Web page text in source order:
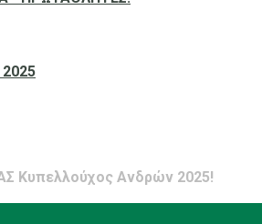
Κυπελλούχος Ανδρών 2025!